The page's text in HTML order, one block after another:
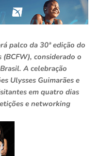
palco da 30ª edição do
considerado o
A celebração
Ulysses Guimarães e
em quatro dias
e networking